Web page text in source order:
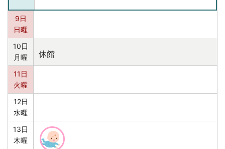
9日
日曜
10日
月曜
休館
11日
火曜
12日
水曜
13日
木曜